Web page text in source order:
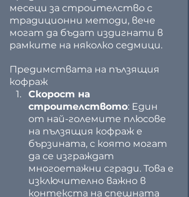
месеци за строителство с
традиционни методи, вече
могат да бъдат издигнати в
рамките на няколко седмици.
Предимствата на пълзящия
кофраж
Скорост на
строителството: Един
от най-големите плюсове
на пълзящия кофраж е
бързината, с която могат
да се изграждат
многоетажни сгради. Това е
изключително важно в
контекста на спешната